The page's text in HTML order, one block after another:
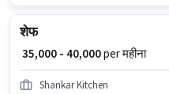
शेफ
₹ 35,000 - 40,000per महीना
Shankar Kitchen